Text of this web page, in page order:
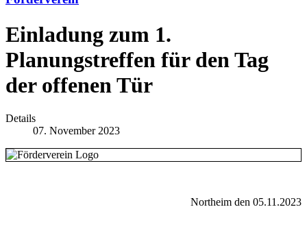
Einladung zum 1.
Planungstreffen für den Tag
der offenen Tür
Details
07. November 2023
Northeim den 05.11.2023